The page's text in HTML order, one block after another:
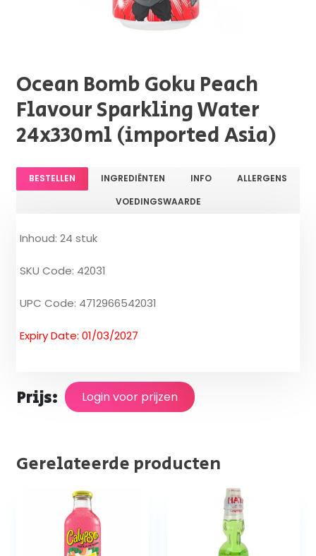
Ocean Bomb Goku Peach
Flavour Sparkling Water
24x330ml (imported Asia)
BESTELLEN INGREDIËNTEN INFO
ALLERGENS
VOEDINGSWAARDE
Inhoud: 24 stuk
SKU Code: 42031
UPC Code: 4712966542031
Expiry Date: 01/03/2027
Prijs: Login voor prijzen
Gerelateerde producten